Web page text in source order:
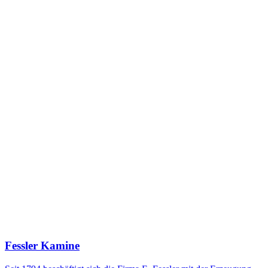
Fessler Kamine